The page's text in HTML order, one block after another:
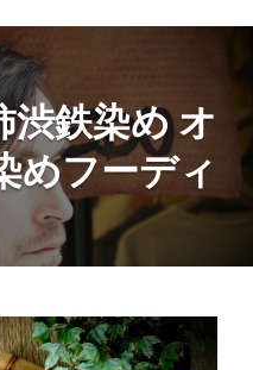
渋鉄染め オ
めフーディ